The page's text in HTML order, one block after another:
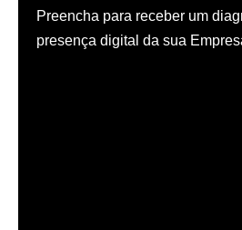
Preencha para receber um
presença digital da sua